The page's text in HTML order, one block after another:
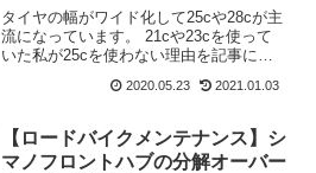
タイヤの幅がワイド化して25cや28cが主
流になっています。 21cや23cを使って
いた私が25cを使わない理由を記事にし
はありません。 あくまでも私には合わ
優れているという方は25cを使ってくだ
さい。
2020.05.23 2021.01.03
【ロードバイクメンテナンス】シ
マノフロントハブの分解オーバー